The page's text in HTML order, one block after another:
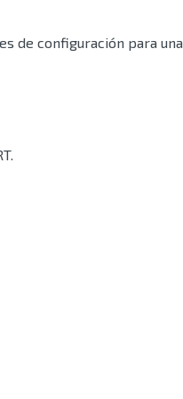
de configuración para una